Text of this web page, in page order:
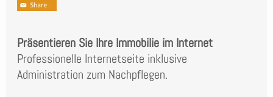
Präsentieren Sie Ihre Immobilie im Internet
Professionelle Internetseite inklusive
Administration zum Nachpflegen.